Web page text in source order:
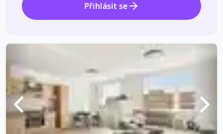
Přihlásit se